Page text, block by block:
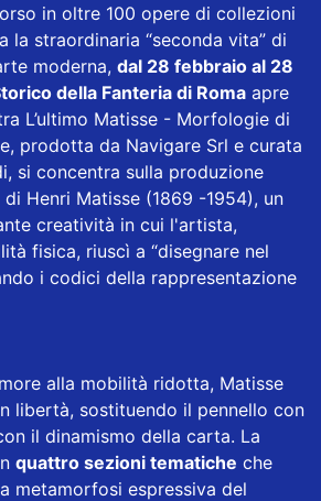
in oltre 100 opere di collezioni
la straordinaria “seconda vita” di
moderna, dal 28 febbraio al 28
della Fanteria di Roma apre
L’ultimo Matisse - Morfologie di
prodotta da Navigare Srl e curata
si concentra sulla produzione
Henri Matisse (1869 -1954), un
creatività in cui l'artista,
fisica, riuscì a “disegnare nel
i codici della rappresentazione
alla mobilità ridotta, Matisse
libertà, sostituendo il pennello con
il dinamismo della carta. La
quattro sezioni tematiche che
metamorfosi espressiva del